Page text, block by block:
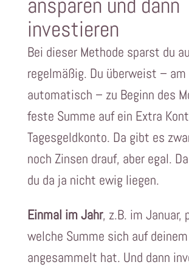
investieren
Bei dieser Methode sparst du
regelmäßig. Du überweist –
automatisch – zu Beginn des
feste Summe auf ein Extra
Tagesgeldkonto. Da gibt es
noch Zinsen drauf, aber egal.
du da ja nicht ewig liegen.
Einmal im Jahr, z.B. im Januar,
welche Summe sich auf
angesammelt hat. Und dann